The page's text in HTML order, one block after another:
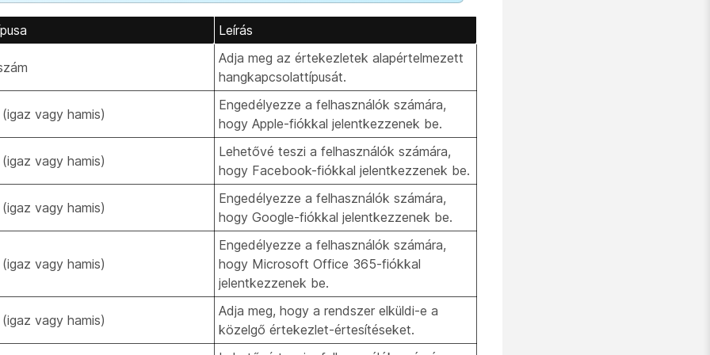
Leírás
Adja meg az értekezletek alapértelmezett
hangkapcsolattípusát.
vagy hamis)
Engedélyezze a felhasználók számára,
hogy Apple-fiókkal jelentkezzenek be.
vagy hamis)
Lehetővé teszi a felhasználók számára,
hogy Facebook-fiókkal jelentkezzenek be.
vagy hamis)
Engedélyezze a felhasználók számára,
hogy Google-fiókkal jelentkezzenek be.
vagy hamis)
Engedélyezze a felhasználók számára,
hogy Microsoft Office 365-fiókkal
jelentkezzenek be.
vagy hamis)
Adja meg, hogy a rendszer elküldi-e a
közelgő értekezlet-értesítéseket.